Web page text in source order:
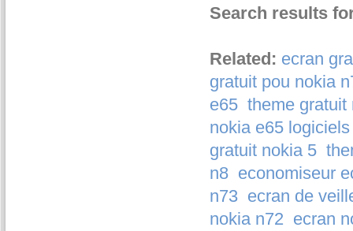
Search results
Related: ecran
gratuit pou nokia
e65 theme gratuit
nokia e65
gratuit nokia 5
n8 economiseur
n73 ecran de
nokia n72 ecran